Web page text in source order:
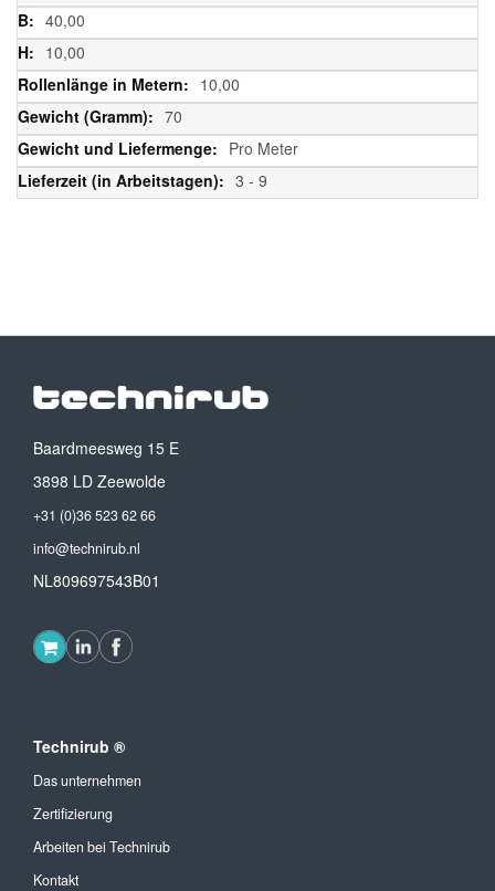
40,00
10,00
10,00
70
Pro Meter
3 - 9
Baardmeesweg 15 E
3898 LD Zeewolde
+31 (0)36 523 62 66
info@technirub.nl
NL809697543B01
Technirub ®
Das unternehmen
Zertifizierung
Arbeiten bei Technirub
Kontakt